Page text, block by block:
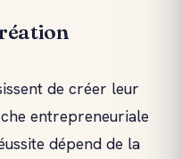
de créer leur
entrepreneuriale
dépend de la